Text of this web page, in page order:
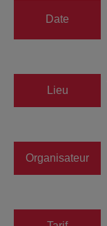
Date
Lieu
Organisateur